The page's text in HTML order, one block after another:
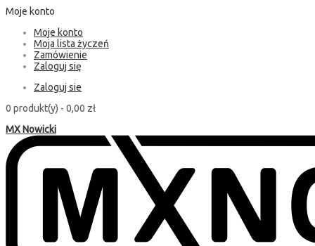
Moje konto
Moje konto
Moja lista życzeń
Zamówienie
Zaloguj się
Zaloguj sie
0 produkt(y) - 0,00 zł
MX Nowicki